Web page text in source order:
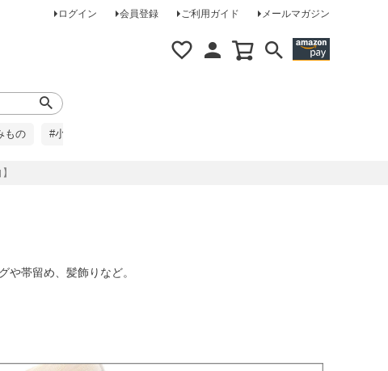
ログイン 会員登録 ご利用ガイド メールマガジン
もの #小柄な方に
帯留め、髪飾りなど。